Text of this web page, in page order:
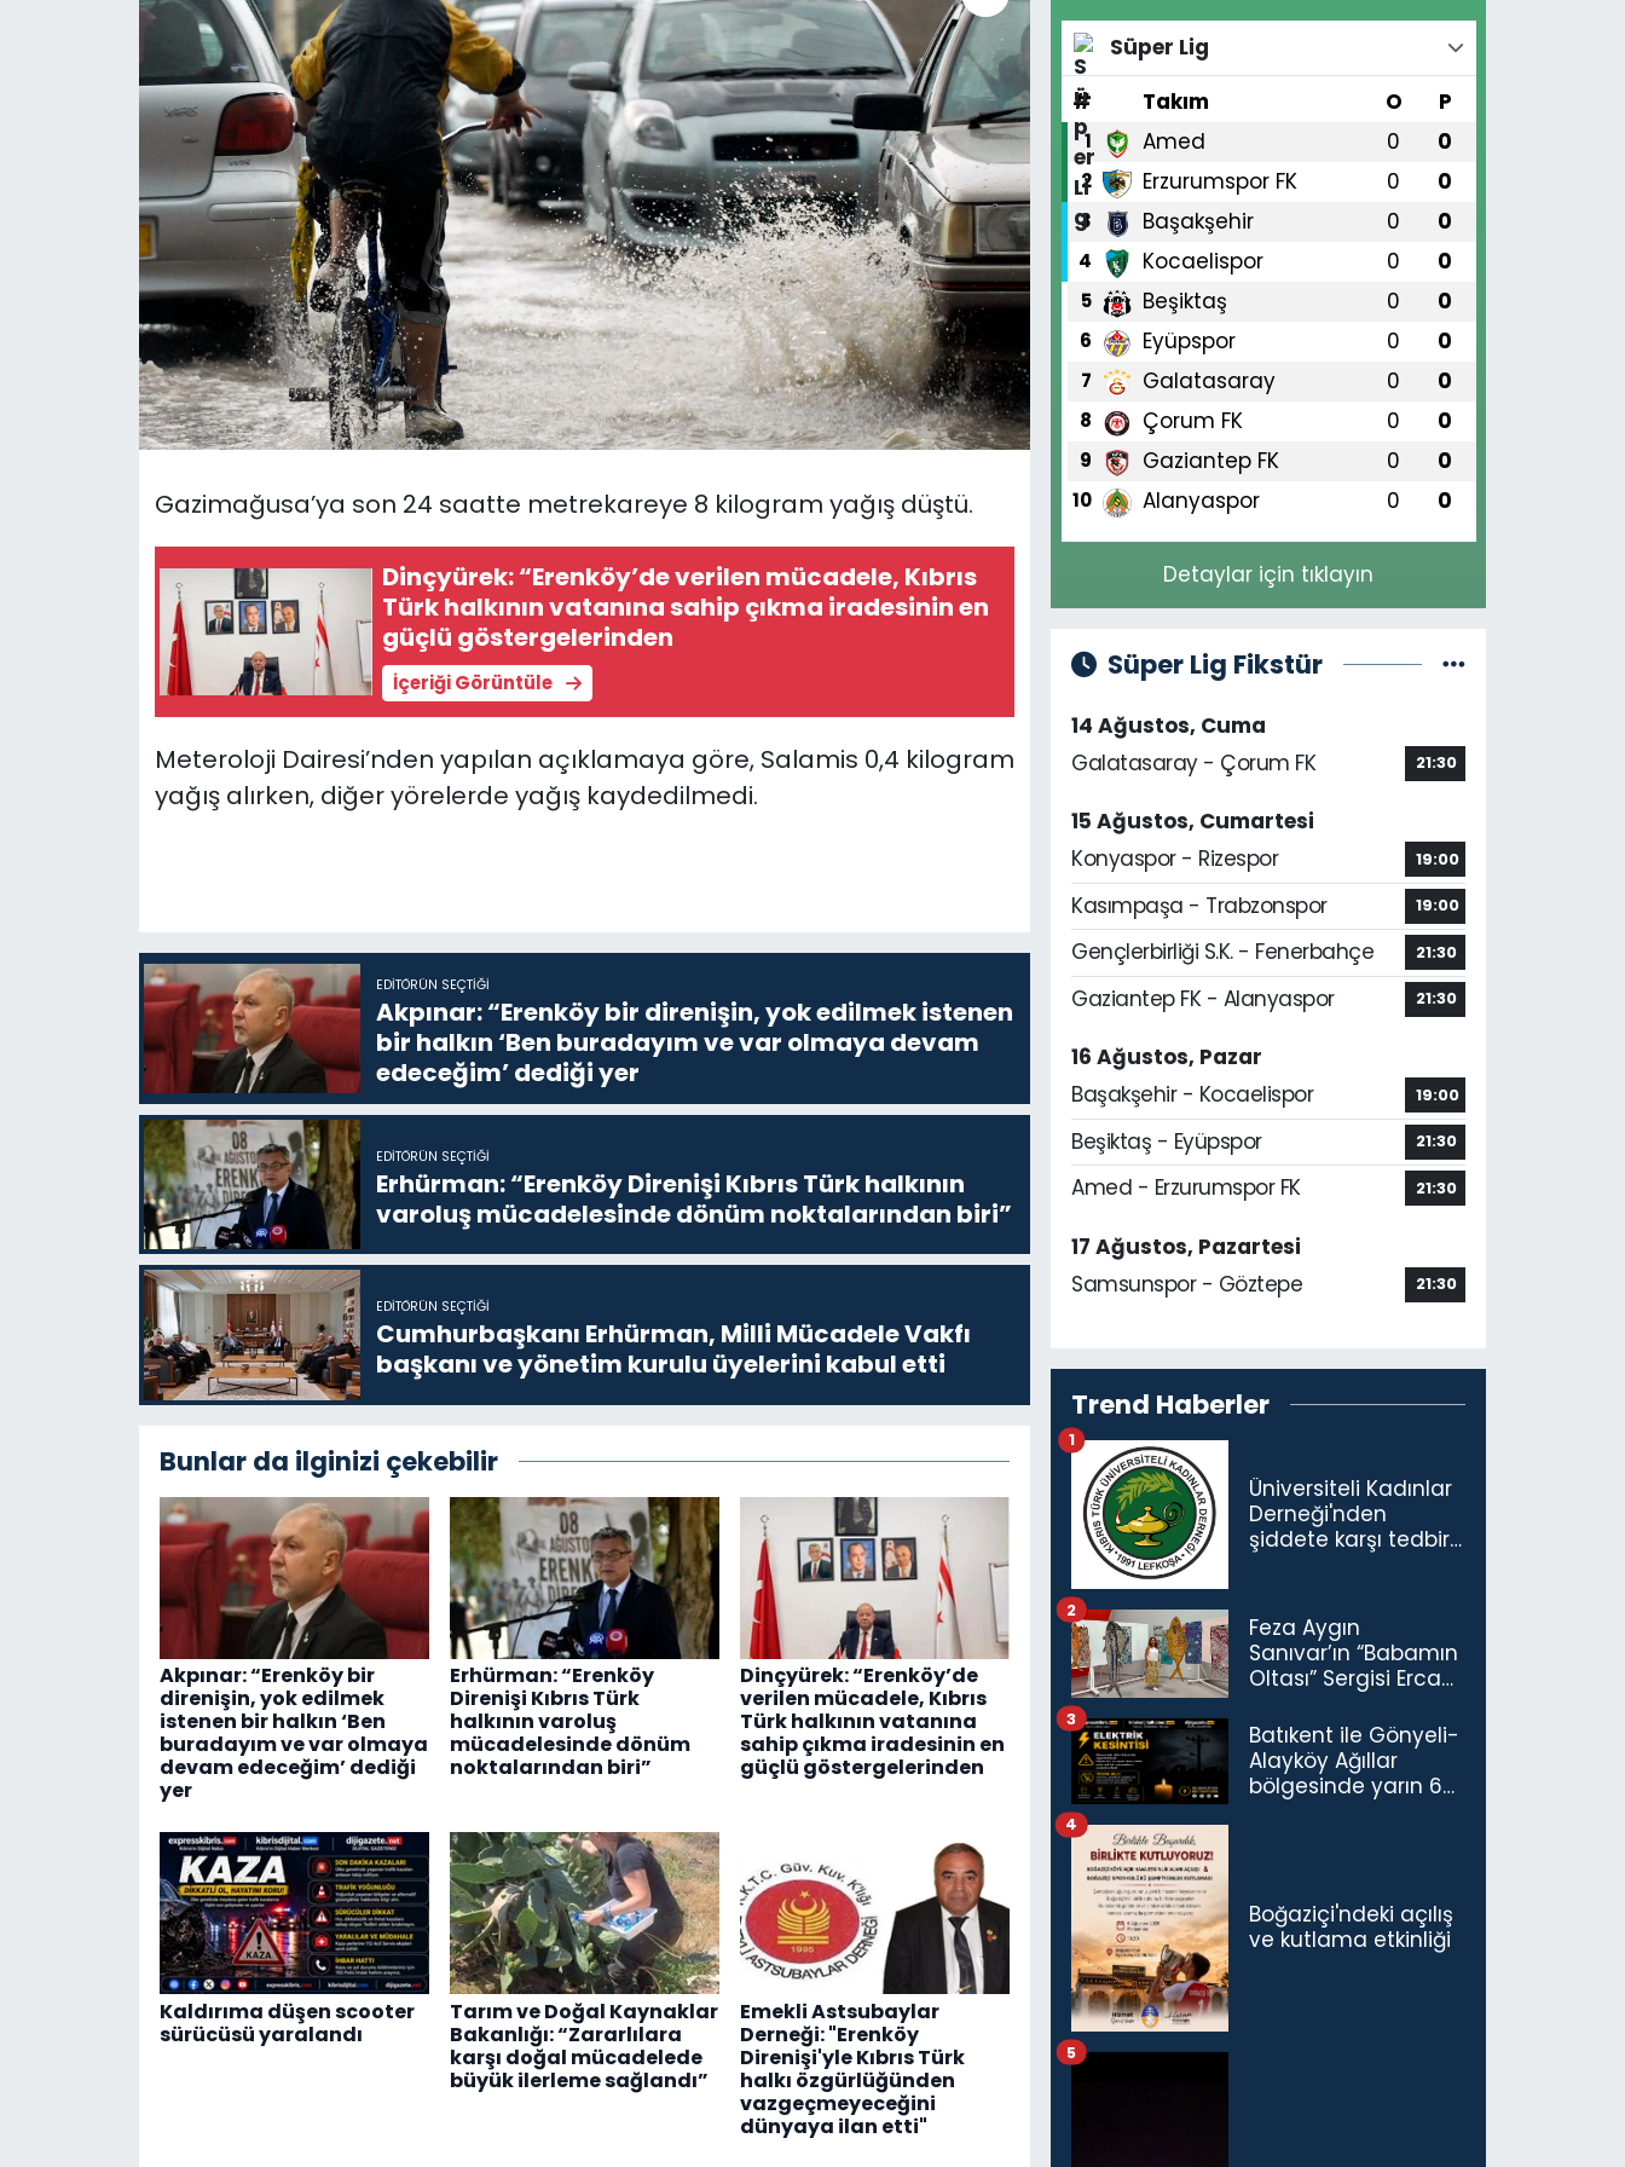
Gazimağusa’ya son 24 saatte metrekareye 8 kilogram yağış düştü.
Dinçyürek: “Erenköy’de verilen mücadele, Kıbrıs
Türk halkının vatanına sahip çıkma iradesinin en
güçlü göstergelerinden
İçeriği Görüntüle
Meteroloji Dairesi’nden yapılan açıklamaya göre, Salamis 0,4 kilogram
yağış alırken, diğer yörelerde yağış kaydedilmedi.
EDITÖRÜN SEÇTIĞI
Akpınar: “Erenköy bir direnişin, yok edilmek istenen
bir halkın ‘Ben buradayım ve var olmaya devam
edeceğim’ dediği yer
EDITÖRÜN SEÇTIĞI
Erhürman: “Erenköy Direnişi Kıbrıs Türk halkının
varoluş mücadelesinde dönüm noktalarından biri”
EDITÖRÜN SEÇTIĞI
Cumhurbaşkanı Erhürman, Milli Mücadele Vakfı
başkanı ve yönetim kurulu üyelerini kabul etti
Bunlar da ilginizi çekebilir
Akpınar: “Erenköy bir
direnişin, yok edilmek
istenen bir halkın ‘Ben
buradayım ve var olmaya
devam edeceğim’ dediği
yer
Erhürman: “Erenköy
Direnişi Kıbrıs Türk
halkının varoluş
mücadelesinde dönüm
noktalarından biri”
Dinçyürek: “Erenköy’de
verilen mücadele, Kıbrıs
Türk halkının vatanına
sahip çıkma iradesinin en
güçlü göstergelerinden
Kaldırıma düşen scooter
sürücüsü yaralandı
Tarım ve Doğal Kaynaklar
Bakanlığı: “Zararlılara
karşı doğal mücadelede
büyük ilerleme sağlandı”
Emekli Astsubaylar
Derneği: "Erenköy
Direnişi'yle Kıbrıs Türk
halkı özgürlüğünden
vazgeçmeyeceğini
dünyaya ilan etti"
Süper Lig
#
Takım O P
1 Amed 0 0
2 Erzurumspor FK 0 0
3 Başakşehir 0 0
4 Kocaelispor 0 0
5 Beşiktaş 0 0
6 Eyüpspor 0 0
7 Galatasaray 0 0
8 Çorum FK 0 0
9 Gaziantep FK 0 0
10 Alanyaspor 0 0
Detaylar için tıklayın
Süper Lig Fikstür
14 Ağustos, Cuma
Galatasaray - Çorum FK
21:30
15 Ağustos, Cumartesi
Konyaspor - Rizespor
19:00
Kasımpaşa - Trabzonspor 19:00
Gençlerbirliği S.K. - Fenerbahçe 21:30
Gaziantep FK - Alanyaspor 21:30
16 Ağustos, Pazar
Başakşehir - Kocaelispor
19:00
Beşiktaş - Eyüpspor 21:30
Amed - Erzurumspor FK 21:30
17 Ağustos, Pazartesi
Samsunspor - Göztepe
21:30
Trend Haberler
Üniversiteli Kadınlar
Derneği'nden
şiddete karşı tedbir
1
Feza Aygın
Sanıvar’ın “Babamın
Oltası” Sergisi Ercan
Açıldı
2
Batıkent ile Gönyeli-
Alayköy Ağıllar
bölgesinde yarın 6
3
Boğaziçi'ndeki açılış
ve kutlama etkinliği
4
5
KKTC YEREL SEÇİM 2018
Kültür Sanat
Magazin
Nöbetçi Eczaneler
Teknoloji
TÜRKiYE
Yazarlar